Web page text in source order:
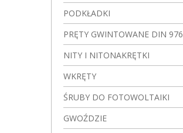
PODKŁADKI
PRĘTY GWINTOWANE DIN 976
NITY I NITONAKRĘTKI
WKRĘTY
ŚRUBY DO FOTOWOLTAIKI
GWOŹDZIE